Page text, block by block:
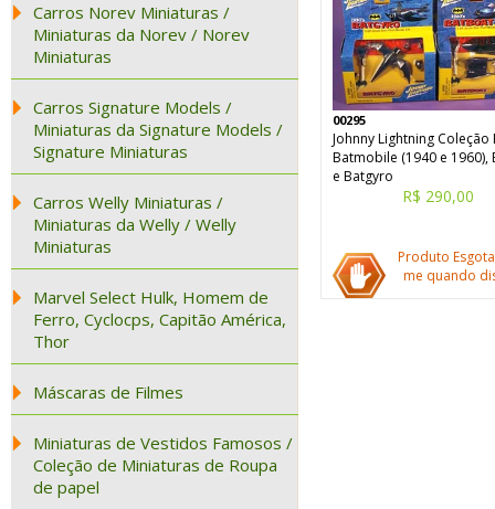
Carros Norev Miniaturas /
Miniaturas da Norev / Norev
Miniaturas
Carros Signature Models /
Miniaturas da Signature Models /
Signature Miniaturas
Carros Welly Miniaturas /
Miniaturas da Welly / Welly
Miniaturas
Marvel Select Hulk, Homem de
Ferro, Cyclocps, Capitão América,
Thor
Máscaras de Filmes
Miniaturas de Vestidos Famosos /
Coleção de Miniaturas de Roupa
de papel
00295
Johnny Lightning Coleção
Batmobile (1940 e 1960),
e Batgyro
R$ 290,00
Produto
me quando